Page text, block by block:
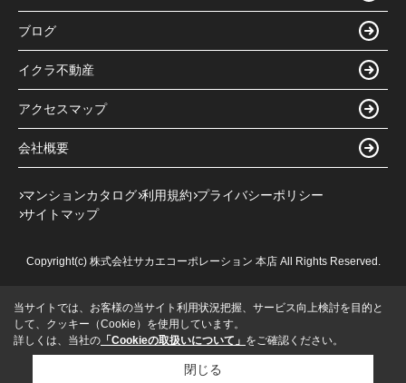
ブログ
イクラ不動産
アクセスマップ
会社概要
マンションカタログ 利用規約 プライバシーポリシー
サイトマップ
Copyright(c) 株式会社サカエコーポレーション 本店 All Rights Reserved.
当サイトでは、お客様の当サイト利用状況把握、サービス向上検討を目的と
して、クッキー（Cookie）を使用しています。
詳しくは、当社の 「Cookieの取扱いについて」 をご確認ください。
閉じる